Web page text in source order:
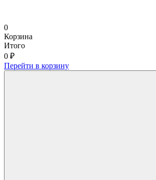
0
Корзина
Итого
0 ₽
Перейти в корзину